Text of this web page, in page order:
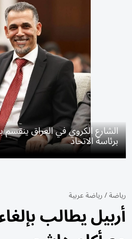
الشارع الكروي في العراق
برئاسة الاتحاد
رياضة/رياضة عربية
أربيل يطالب